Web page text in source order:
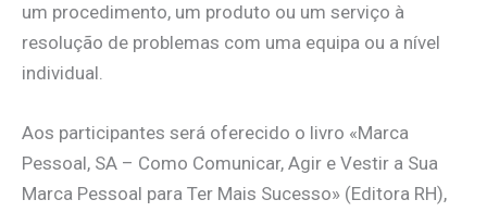
um procedimento, um produto ou um serviço à
resolução de problemas com uma equipa ou a nível
individual.
Aos participantes será oferecido o livro «Marca
Pessoal, SA – Como Comunicar, Agir e Vestir a Sua
Marca Pessoal para Ter Mais Sucesso» (Editora RH),